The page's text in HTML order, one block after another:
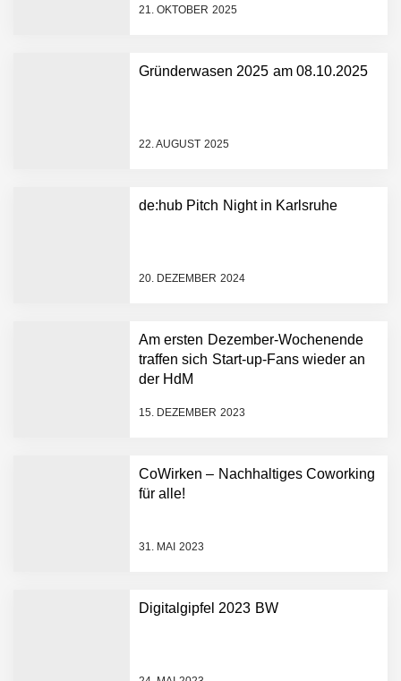
21. OKTOBER 2025
Gründerwasen 2025 am 08.10.2025
22. AUGUST 2025
de:hub Pitch Night in Karlsruhe
20. DEZEMBER 2024
Am ersten Dezember-Wochenende
traffen sich Start-up-Fans wieder an
der HdM
15. DEZEMBER 2023
CoWirken – Nachhaltiges Coworking
für alle!
31. MAI 2023
Digitalgipfel 2023 BW
Dollar bekannt, um den
Plattform zu beschleunigen
NEURA Robotics und
AI breit auszurollen
Humanoider Roboter bringt
Hightech ins Stadion
Simulationsdienstleistung in
FiniteNow ermöglicht
Entwicklungsprozesse
Pyck im Employer Portrait